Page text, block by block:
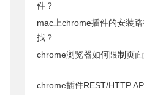
件？
mac上chrome插件的安装
找？
chrome浏览器如何限制页
chrome插件REST/HTTP